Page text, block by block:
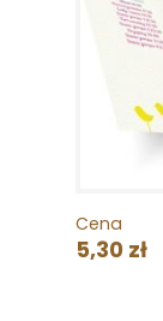
Cena
5,30 zł